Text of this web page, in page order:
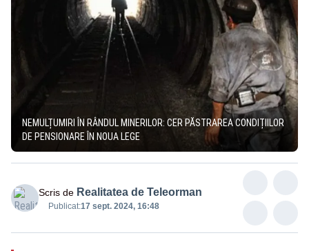
NEMULȚUMIRI ÎN RÂNDUL MINERILOR: CER PĂSTRAREA CONDIȚIILOR
DE PENSIONARE ÎN NOUA LEGE
Scris de Realitatea de Teleorman
Publicat:17 sept. 2024, 16:48